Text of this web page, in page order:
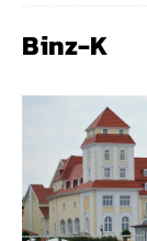
Binz-K